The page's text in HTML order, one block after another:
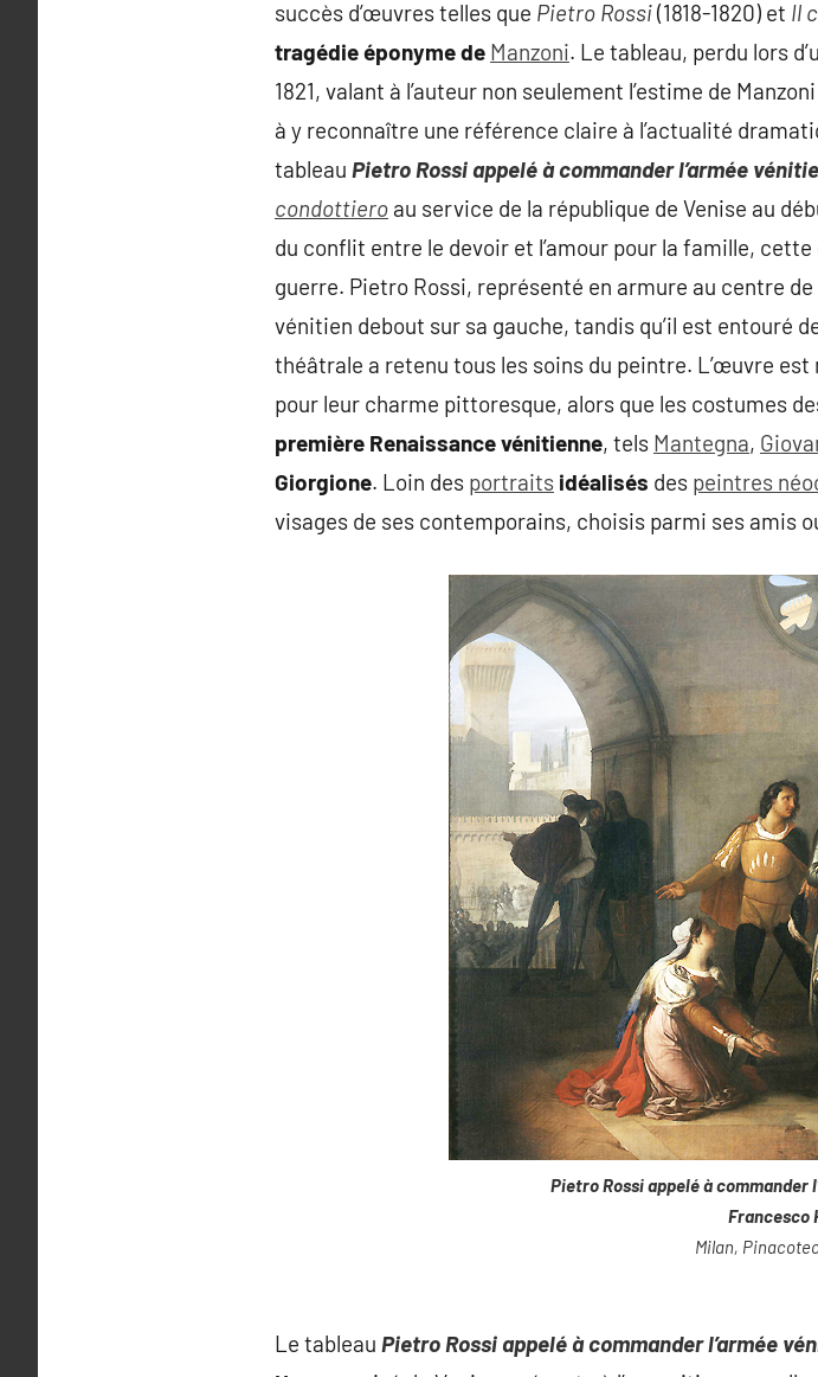
succès d’œuvres telles que Pietro Rossi(1818-1820) et Il
tragédie éponyme de Manzoni. Le tableau, perdu lors
1821, valant à l’auteur non seulement l’estime de
à y reconnaître une référence claire à l’actualité
tableau Pietro Rossi appelé à commander l’armée
condottiero au service de la république de Venise au
du conflit entre le devoir et l’amour pour la famille,
guerre. Pietro Rossi, représenté en armure au centre
vénitien debout sur sa gauche, tandis qu’il est entouré
théâtrale a retenu tous les soins du peintre. L’œuvre
pour leur charme pittoresque, alors que les costumes
première Renaissance vénitienne, tels Mantegna,
Giorgione. Loin des portraits idéalisés des peintres
visages de ses contemporains, choisis parmi ses amis
Pietro Rossi appelé à commander
Francesco
Milan,
Le tableau Pietro Rossi appelé à commander l’armée